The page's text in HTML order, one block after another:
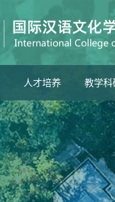
人才培养
语言进修生
本科生
研究生
教学科
教学工
科研工